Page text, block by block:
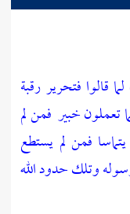
قالوا فتحرير رقبة
تعملون خبير فمن لم
فمن لم يستطع
وتلك حدود الله